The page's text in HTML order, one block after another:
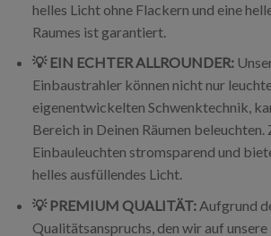
helles Licht ohne Flackern und eine
Raumes ist garantiert.
💡 EIN ECHTER ALLROUNDER:
Einbaustrahler können nicht nur
eigenentwickelten Schwenktechnik,
Bereich in Deinen Räumen beleuchten.
Einbauleuchten stromsparend und
helles ausfüllendes Licht.
💡 PREMIUM QUALITÄT:Aufgrund
Qualitätsanspruchs, den wir auf